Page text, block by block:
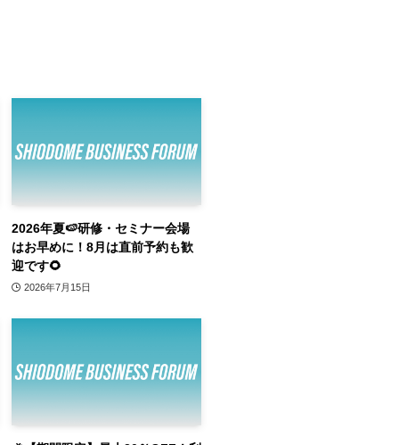
2026年夏🍉研修・セミナー会場
はお早めに！8月は直前予約も歓
迎です🌻
2026年7月15日